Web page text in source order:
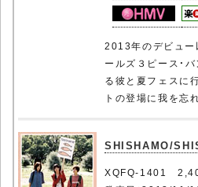
2013年のデビュー
ールズ３ピース・
る彼と夏フェスに
トの登場に我を
SHISHAMO/
XQFQ-1401 2,409